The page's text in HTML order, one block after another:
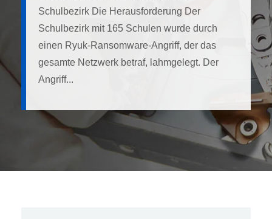
Schulbezirk Die Herausforderung Der
Schulbezirk mit 165 Schulen wurde durch
einen Ryuk-Ransomware-Angriff, der das
gesamte Netzwerk betraf, lahmgelegt. Der
Angriff...